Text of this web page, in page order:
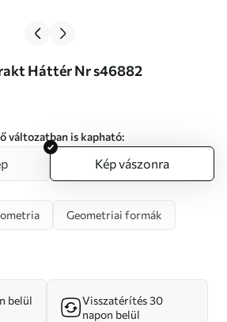
Absztrakt Háttér Nr s46882
változatban is kapható:
Kép vászonra
Geometriai formák
belül
Visszatérítés 30
napon belül